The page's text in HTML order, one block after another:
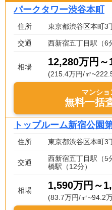
パークタワー渋谷本町
住所 東京都渋谷区本町3
交通 西新宿五丁目駅（6
相場 12,280万円～
(215.4万円/㎡
マンシ
無料一括
トップルーム新宿公園
住所 東京都渋谷区本町3
交通
西新宿五丁目駅（5
橋駅（12分）
相場 1,590万円～
(83.7万円/㎡~94.2